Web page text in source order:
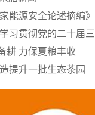
能源安全论述摘编
习贯彻党的二十届
耕 力保夏粮丰收
提升一批生态茶园